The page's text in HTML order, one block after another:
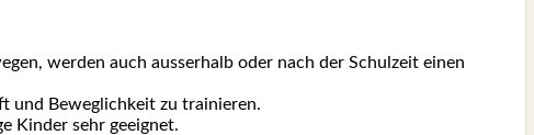
wer­den auch aus­ser­halb oder nach der Schul­zeit einen
und Beweg­lich­keit zu trai­nie­ren.
Kin­der sehr geeig­net.